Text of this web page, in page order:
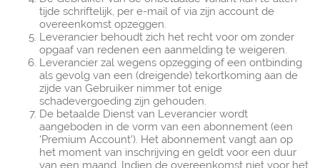
tijde schriftelijk, per e-mail of via zijn account de
overeenkomst opzeggen.
Leverancier behoudt zich het recht voor om zonder
opgaaf van redenen een aanmelding te weigeren.
Leverancier zal wegens opzegging of een ontbinding
als gevolg van een (dreigende) tekortkoming aan de
zijde van Gebruiker nimmer tot enige
schadevergoeding zijn gehouden.
De betaalde Dienst van Leverancier wordt
aangeboden in de vorm van een abonnement (een
‘Premium Account’). Het abonnement vangt aan op
het moment van inschrijving en geldt voor een duur
van een maand. Indien de overeenkomst niet voor het